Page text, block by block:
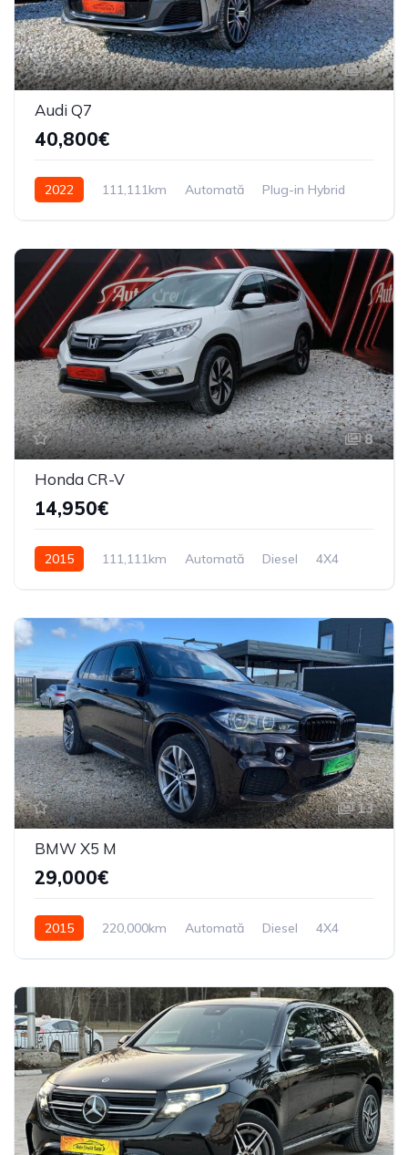
9
Audi Q7
40,800€
2022 111,111km Automată
Plug-in Hybrid
8
Honda CR-V
14,950€
2015 111,111km Automată Diesel 4X4
13
BMW X5 M
29,000€
2015 220,000km Automată Diesel 4X4